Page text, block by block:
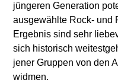
jüngeren Generation
ausgewählte Rock- und
Ergebnis sind sehr
sich historisch
jener Gruppen von den
widmen.